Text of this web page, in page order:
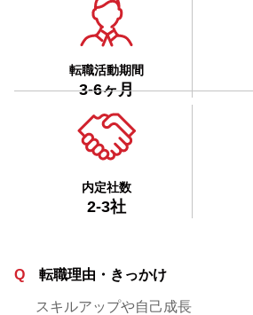
転職活動期間
3-6ヶ月
内定社数
2-3社
Q 転職理由・きっかけ
スキルアップや自己成長